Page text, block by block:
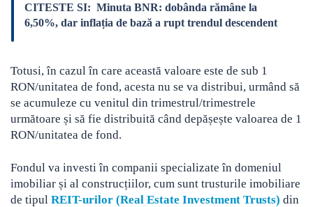
CITESTE SI: Minuta BNR: dobânda rămâne la
6,50%, dar inflația de bază a rupt trendul descendent
Totusi, în cazul în care această valoare este de sub 1
RON/unitatea de fond, acesta nu se va distribui, urmând să
se acumuleze cu venitul din trimestrul/trimestrele
următoare și să fie distribuită când depășește valoarea de 1
RON/unitatea de fond.
Fondul va investi în companii specializate în domeniul
imobiliar și al construcțiilor, cum sunt trusturile imobiliare
de tipul REIT-urilor (Real Estate Investment Trusts) din